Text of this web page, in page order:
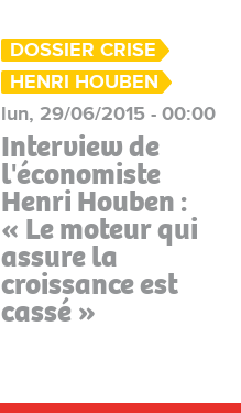
DOSSIER CRISE
HENRI HOUBEN
lun, 29/06/2015 - 00:00
Interview de
l'économiste
Henri Houben :
« Le moteur qui
assure la
croissance est
cassé »